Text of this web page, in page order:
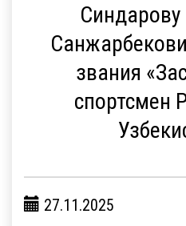
звания
спортсмен
27.11.2025